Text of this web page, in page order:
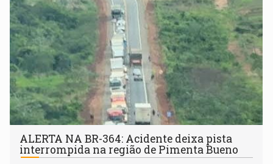
ALERTA NA BR-364: Acidente deixa pista
interrompida na região de Pimenta Bueno